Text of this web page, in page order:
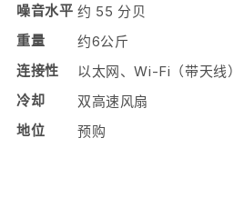
噪音水平 约 55 分贝
重量
约6公斤
连接性
以太网、Wi-Fi（带天线）
冷却
双高速风扇
地位
预购